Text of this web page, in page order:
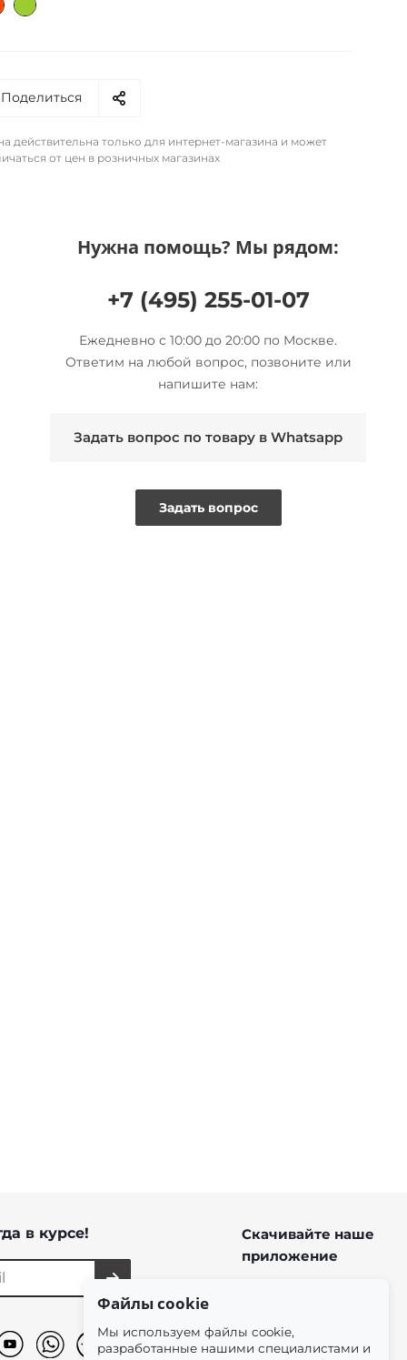
Поделиться
действительна только для интернет-магазина и может
от цен в розничных магазинах
Нужна помощь? Мы рядом:
+7 (495) 255-01-07
Ежедневно с 10:00 до 20:00 по Москве.
Ответим на любой вопрос, позвоните или
напишите нам:
Задать вопрос по товару в Whatsapp
Задать вопрос
в курсе!
Скачивайте наше
приложение
Файлы cookie
Мы используем файлы cookie,
разработанные нашими специалистами и